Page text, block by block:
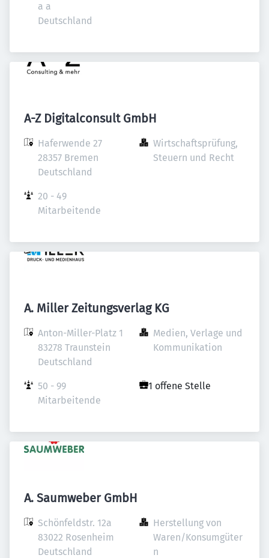
a a
Deutschland
A-Z Digitalconsult GmbH
Haferwende 27
28357 Bremen
Deutschland
Wirtschaftsprüfung,
Steuern und Recht
20 - 49
Mitarbeitende
A. Miller Zeitungsverlag KG
Anton-Miller-Platz 1
83278 Traunstein
Deutschland
Medien, Verlage und
Kommunikation
50 - 99
Mitarbeitende
1 offene Stelle
A. Saumweber GmbH
Schönfeldstr. 12a
83022 Rosenheim
Deutschland
Herstellung von
Waren/Konsumgüter
n